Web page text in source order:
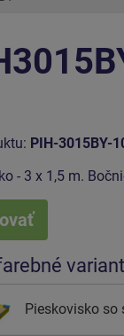
PIH-3015BY-
- 3 x 1,5 m.
Pieskovisko so